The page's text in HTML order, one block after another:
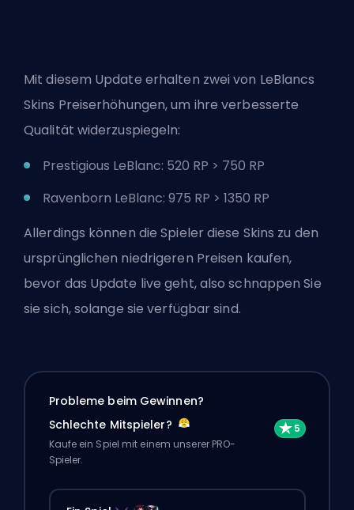
Mit diesem Update erhalten zwei von LeBlancs
Skins Preiserhöhungen, um ihre verbesserte
Qualität widerzuspiegeln:
Prestigious LeBlanc: 520 RP > 750 RP
Ravenborn LeBlanc: 975 RP > 1350 RP
Allerdings können die Spieler diese Skins zu den
ursprünglichen niedrigeren Preisen kaufen,
bevor das Update live geht, alsoschnappen Sie
sie sich, solange sie verfügbar sind.
Probleme beim Gewinnen?
Schlechte Mitspieler?
Kaufe ein Spiel mit einem unserer PRO-
Spieler.